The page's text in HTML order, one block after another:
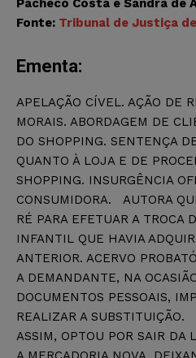
Pacheco Costa e Sandra de
Fonte: Tribunal de Justiça
Ementa:
APELAÇÃO CÍVEL. AÇÃO DE
MORAIS. ABORDAGEM DE
DO SHOPPING. SENTENÇA
QUANTO À LOJA E DE
SHOPPING. INSURGÊNCIA
CONSUMIDORA. AUTORA
RÉ PARA EFETUAR A TROCA
INFANTIL QUE HAVIA
ANTERIOR. ACERVO
A DEMANDANTE, NA
DOCUMENTOS PESSOAIS,
REALIZAR A
ASSIM, OPTOU POR SAIR DA